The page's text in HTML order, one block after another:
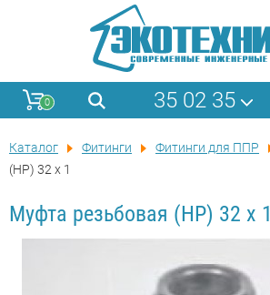
0 35 02 35
Каталог Фитинги Фитинги для ППР
(НР) 32 x 1
Муфта резьбовая (НР) 32 x 1